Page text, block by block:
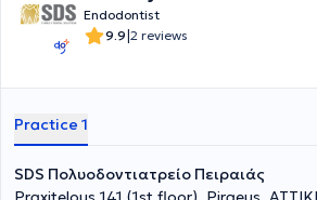
Endodontist
9.9|2 reviews
Practice 1
SDS Πολυοδοντιατρείο Πειραιάς